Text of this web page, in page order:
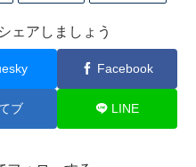
ェアしましょう
Facebook
ブ LINE